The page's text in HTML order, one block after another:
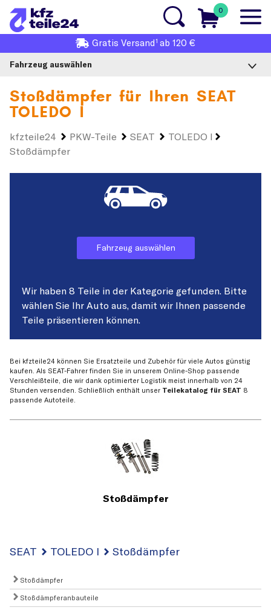
0
Gratis Versand1 ab 120 €
Fahrzeug auswählen
Stoßdämpfer für Ihren SEAT
TOLEDO I
kfzteile24 PKW-Teile SEAT
TOLEDO I
Stoßdämpfer
Fahrzeug auswählen
Wir haben 8 Teile in der Kategorie gefunden. Bitte
wählen Sie Ihr Auto aus, damit wir Ihnen passende
Teile präsentieren können.
Bei kfzteile24 können Sie Ersatzteile und Zubehör für viele Autos günstig
kaufen. Als SEAT-Fahrer finden Sie in unserem Online-Shop passende
Verschleißteile, die wir dank optimierter Logistik meist innerhalb von 24
Stunden versenden. Schließlich enthält unser Teilekatalog für SEAT 8
passende Autoteile.
Stoßdämpfer
SEAT TOLEDO I Stoßdämpfer
Stoßdämpfer
Stoßdämpferanbauteile